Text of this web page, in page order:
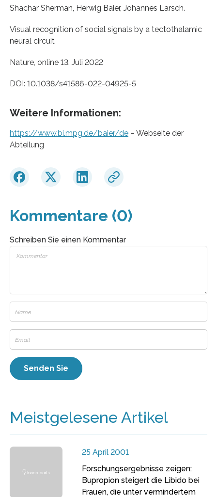
Shachar Sherman, Herwig Baier, Johannes Larsch.
Visual recognition of social signals by a tectothalamic
neural circuit
Nature, online 13. Juli 2022
DOI: 10.1038/s41586-022-04925-5
Weitere Informationen:
https://www.bi.mpg.de/baier/de – Webseite der
Abteilung
Kommentare (0)
Schreiben Sie einen Kommentar
Meistgelesene Artikel
25 April 2001
Forschungsergebnisse zeigen:
Bupropion steigert die Libido bei
Frauen, die unter vermindertem